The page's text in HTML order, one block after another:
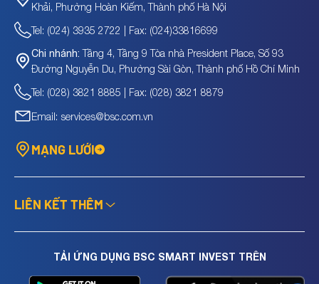
Khải, Phường Hoàn Kiếm, Thành phố Hà Nội
Tel: (024) 3935 2722 | Fax: (024)33816699
Chi nhánh: Tầng 4, Tầng 9 Tòa nhà President Place, Số 93
Đường Nguyễn Du, Phường Sài Gòn, Thành phố Hồ Chí Minh
Tel: (028) 3821 8885 | Fax: (028) 3821 8879
Email: services@bsc.com.vn
MẠNG LƯỚI
LIÊN KẾT THÊM
TẢI ỨNG DỤNG BSC SMART INVEST TRÊN